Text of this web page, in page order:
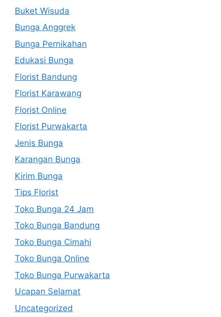
Buket Wisuda
Bunga Anggrek
Bunga Pernikahan
Edukasi Bunga
Florist Bandung
Florist Karawang
Florist Online
Florist Purwakarta
Jenis Bunga
Karangan Bunga
Kirim Bunga
Tips Florist
Toko Bunga 24 Jam
Toko Bunga Bandung
Toko Bunga Cimahi
Toko Bunga Online
Toko Bunga Purwakarta
Ucapan Selamat
Uncategorized